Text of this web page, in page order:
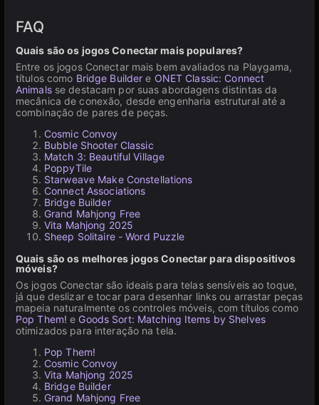
FAQ
Quais são os jogos Conectar mais populares?
Entre os jogos Conectar mais bem avaliados na Playgama,
títulos como Bridge Builder e ONET Classic: Connect
Animalsse destacam por suas abordagens distintas da
mecânica de conexão, desde engenharia estrutural até a
combinação de pares de peças.
Cosmic Convoy
Bubble Shooter Classic
Match 3: Beautiful Village
PoppyTile
Starweave Make Constellations
Connect Associations
Bridge Builder
Grand Mahjong Free
Vita Mahjong 2025
Sheep Solitaire - Word Puzzle
Quais são os melhores jogos Conectar para dispositivos
móveis?
Os jogos Conectar são ideais para telas sensíveis ao toque,
já que deslizar e tocar para desenhar links ou arrastar peças
mapeia naturalmente os controles móveis, com títulos como
Pop Them! e Goods Sort: Matching Items by Shelves
otimizados para interação na tela.
Pop Them!
Cosmic Convoy
Vita Mahjong 2025
Bridge Builder
Grand Mahjong Free